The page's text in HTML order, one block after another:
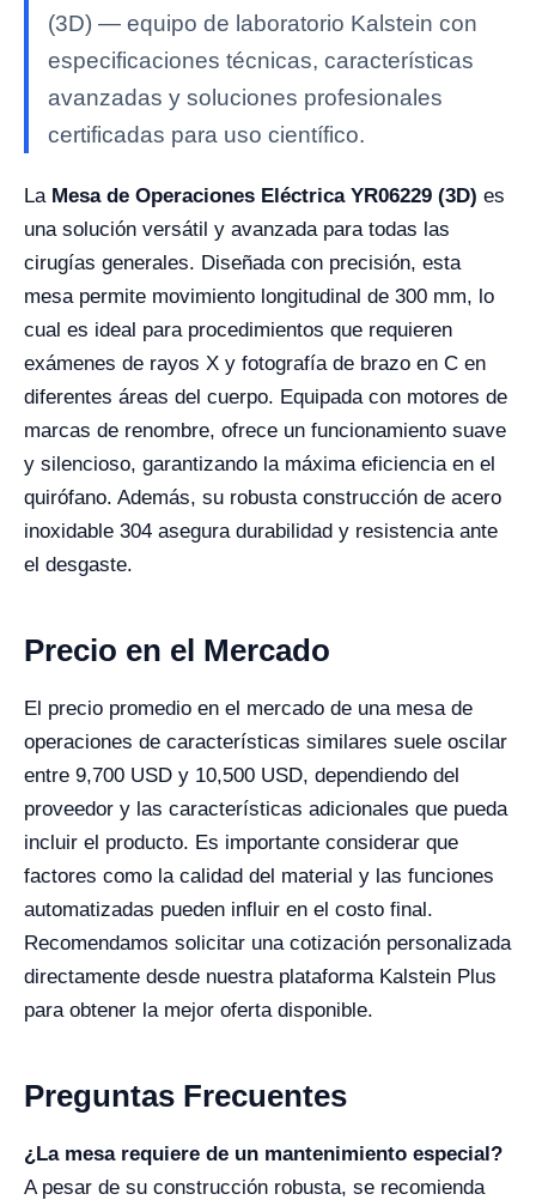
(3D) — equipo de laboratorio Kalstein con
especificaciones técnicas, características
avanzadas y soluciones profesionales
certificadas para uso científico.
La Mesa de Operaciones Eléctrica YR06229 (3D) es
una solución versátil y avanzada para todas las
cirugías generales. Diseñada con precisión, esta
mesa permite movimiento longitudinal de 300 mm, lo
cual es ideal para procedimientos que requieren
exámenes de rayos X y fotografía de brazo en C en
diferentes áreas del cuerpo. Equipada con motores de
marcas de renombre, ofrece un funcionamiento suave
y silencioso, garantizando la máxima eficiencia en el
quirófano. Además, su robusta construcción de acero
inoxidable 304 asegura durabilidad y resistencia ante
el desgaste.
Precio en el Mercado
El precio promedio en el mercado de una mesa de
operaciones de características similares suele oscilar
entre 9,700 USD y 10,500 USD, dependiendo del
proveedor y las características adicionales que pueda
incluir el producto. Es importante considerar que
factores como la calidad del material y las funciones
automatizadas pueden influir en el costo final.
Recomendamos solicitar una cotización personalizada
directamente desde nuestra plataforma Kalstein Plus
para obtener la mejor oferta disponible.
Preguntas Frecuentes
¿La mesa requiere de un mantenimiento especial?
A pesar de su construcción robusta, se recomienda